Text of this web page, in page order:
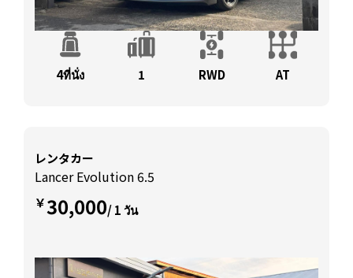
4ที่นั่ง 1 RWD AT
レンタカー
Lancer Evolution 6.5
￥30,000/ 1 วัน